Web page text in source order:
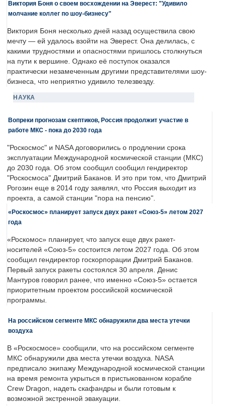
Виктория Боня о своем восхождении на Эверест: "Удивило
молчание коллег по шоу-бизнесу"
Виктория Боня несколько дней назад осуществила свою
мечту — ей удалось взойти на Эверест. Она делилась, с
какими трудностями и опасностями пришлось столкнуться
на пути к вершине. Однако её поступок оказался
практически незамеченным другими представителями шоу-
бизнеса, что неприятно удивило телезвезду.
НАУКА
Вопреки прогнозам скептиков, Россия продолжит участие в
работе МКС - пока до 2030 года
"Роскосмос" и NASA договорились о продлении срока
эксплуатации Международной космической станции (МКС)
до 2030 года. Об этом сообщил сообщил гендиректор
"Роскосмоса" Дмитрий Баканов. И это при том, что Дмитрий
Рогозин еще в 2014 году заявлял, что Россия выходит из
проекта, а самой станции "пора на пенсию".
«Роскосмос» планирует запуск двух ракет «Союз-5» летом 2027
года
«Роскомос» планирует, что запуск еще двух ракет-
носителей «Союз-5» состоится летом 2027 года. Об этом
сообщил гендиректор госкорпорации Дмитрий Баканов.
Первый запуск ракеты состоялся 30 апреля. Денис
Мантуров говорил ранее, что именно «Союз-5» остается
приоритетным проектом российской космической
программы.
На российском сегменте МКС обнаружили два места утечки
воздуха
В «Роскосмосе» сообщили, что на российском сегменте
МКС обнаружили два места утечки воздуха. NASA
предписало экипажу Международной космической станции
на время ремонта укрыться в пристыкованном корабле
Crew Dragon, надеть скафандры и были готовым к
возможной экстренной эвакуации.